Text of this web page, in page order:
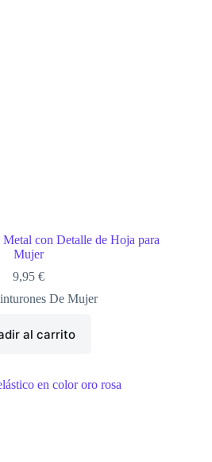
con Detalle de Hoja para
Mujer
9,95€
De Mujer
al carrito